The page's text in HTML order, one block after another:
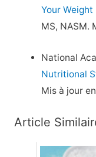
Your
MS, NASM.
National
Nutritional
Mis à jour
Article